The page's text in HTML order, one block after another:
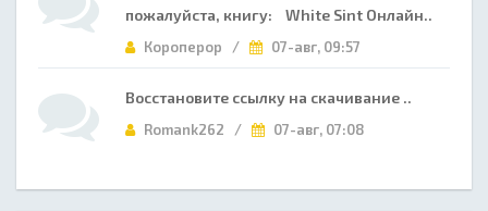
пожалуйста, книгу: White Sint Онлайн..
Короперор / 07-авг, 09:57
Восстановите ссылку на скачивание ..
Romank262 / 07-авг, 07:08